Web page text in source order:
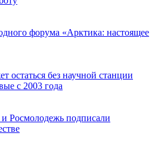
форума «Арктика: настоящее
остаться без научной станции
с 2003 года
Росмолодежь подписали